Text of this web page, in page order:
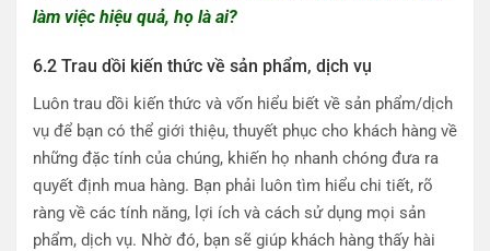
làm việc hiệu quả, họ là ai?
6.2 Trau dồi kiến thức về sản phẩm, dịch vụ
Luôn trau dồi kiến thức và vốn hiểu biết về sản phẩm/dịch
vụ để bạn có thể giới thiệu, thuyết phục cho khách hàng về
những đặc tính của chúng, khiến họ nhanh chóng đưa ra
quyết định mua hàng. Bạn phải luôn tìm hiểu chi tiết, rõ
ràng về các tính năng, lợi ích và cách sử dụng mọi sản
phẩm, dịch vụ. Nhờ đó, bạn sẽ giúp khách hàng thấy hài